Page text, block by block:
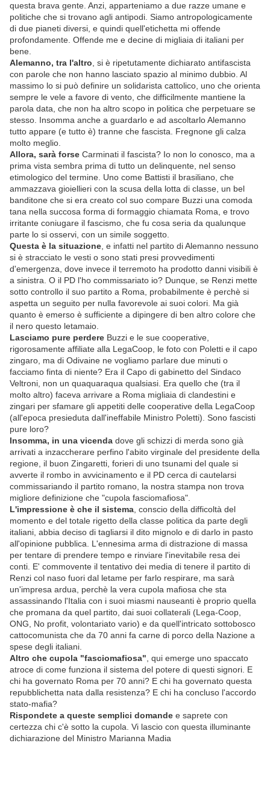
questa brava gente. Anzi, apparteniamo a due razze umane e
politiche che si trovano agli antipodi. Siamo antropologicamente
di due pianeti diversi, e quindi quell'etichetta mi offende
profondamente. Offende me e decine di migliaia di italiani per
bene.
Alemanno, tra l'altro , si è ripetutamente dichiarato antifascista
con parole che non hanno lasciato spazio al minimo dubbio. Al
massimo lo si può definire un solidarista cattolico, uno che orienta
sempre le vele a favore di vento, che difficilmente mantiene la
parola data, che non ha altro scopo in politica che perpetuare se
stesso. Insomma anche a guardarlo e ad ascoltarlo Alemanno
tutto appare (e tutto è) tranne che fascista. Fregnone gli calza
molto meglio.
Allora, sarà forse Carminati il fascista? Io non lo conosco, ma a
prima vista sembra prima di tutto un delinquente, nel senso
etimologico del termine. Uno come Battisti il brasiliano, che
ammazzava gioiellieri con la scusa della lotta di classe, un bel
banditone che si era creato col suo compare Buzzi una comoda
tana nella succosa forma di formaggio chiamata Roma, e trovo
irritante coniugare il fascismo, che fu cosa seria da qualunque
parte lo si osservi, con un simile soggetto.
Questa è la situazione , e infatti nel partito di Alemanno nessuno
si è stracciato le vesti o sono stati presi provvedimenti
d'emergenza, dove invece il terremoto ha prodotto danni visibili è
a sinistra. O il PD l'ho commissariato io? Dunque, se Renzi mette
sotto controllo il suo partito a Roma, probabilmente è perchè si
aspetta un seguito per nulla favorevole ai suoi colori. Ma già
quanto è emerso è sufficiente a dipingere di ben altro colore che
il nero questo letamaio.
Lasciamo pure perdere Buzzi e le sue cooperative,
rigorosamente affiliate alla LegaCoop, le foto con Poletti e il capo
zingaro, ma di Odivaine ne vogliamo parlare due minuti o
facciamo finta di niente? Era il Capo di gabinetto del Sindaco
Veltroni, non un quaquaraqua qualsiasi. Era quello che (tra il
molto altro) faceva arrivare a Roma migliaia di clandestini e
zingari per sfamare gli appetiti delle cooperative della LegaCoop
(all'epoca presieduta dall'ineffabile Ministro Poletti). Sono fascisti
pure loro?
Insomma, in una vicenda dove gli schizzi di merda sono già
arrivati a inzaccherare perfino l'abito virginale del presidente della
regione, il buon Zingaretti, forieri di uno tsunami del quale si
avverte il rombo in avvicinamento e il PD cerca di cautelarsi
commissariando il partito romano, la nostra stampa non trova
migliore definizione che "cupola fasciomafiosa".
L'impressione è che il sistema , conscio della difficoltà del
momento e del totale rigetto della classe politica da parte degli
italiani, abbia deciso di tagliarsi il dito mignolo e di darlo in pasto
all'opinione pubblica. L'ennesima arma di distrazione di massa
per tentare di prendere tempo e rinviare l'inevitabile resa dei
conti. E' commovente il tentativo dei media di tenere il partito di
Renzi col naso fuori dal letame per farlo respirare, ma sarà
un'impresa ardua, perchè la vera cupola mafiosa che sta
assassinando l'Italia con i suoi miasmi nauseanti è proprio quella
che promana da quel partito, dai suoi collaterali (Lega-Coop,
ONG, No profit, volontariato vario) e da quell'intricato sottobosco
cattocomunista che da 70 anni fa carne di porco della Nazione a
spese degli italiani.
Altro che cupola "fasciomafiosa" , qui emerge uno spaccato
atroce di come funziona il sistema del potere di questi signori. E
chi ha governato Roma per 70 anni? E chi ha governato questa
repubblichetta nata dalla resistenza? E chi ha concluso l'accordo
stato-mafia?
Rispondete a queste semplici domande e saprete con
certezza chi c'è sotto la cupola. Vi lascio con questa illuminante
dichiarazione del Ministro Marianna Madia